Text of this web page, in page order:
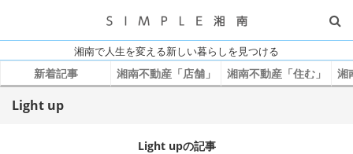
湘南で人生を変える新しい暮らしを見つける
新着記事 湘南不動産「店舗」 湘南不動産「住む」 湘
Light up
Light upの記事